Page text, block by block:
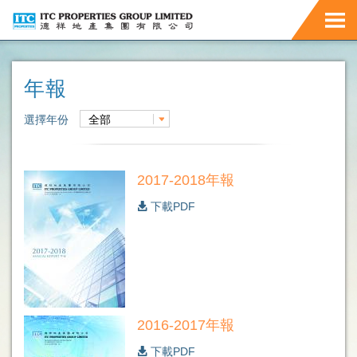
年報
選擇年份 全部
2017-2018年報
下載PDF
2016-2017年報
下載PDF